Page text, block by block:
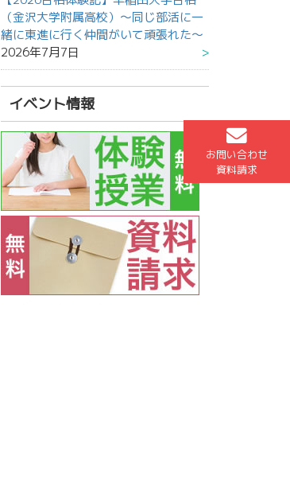
お問い合わせ
資料請求
（金沢大学附属高校）～同じ部活に一
緒に東進に行く仲間がいて頑張れた～
2026年7月7日
イベント情報